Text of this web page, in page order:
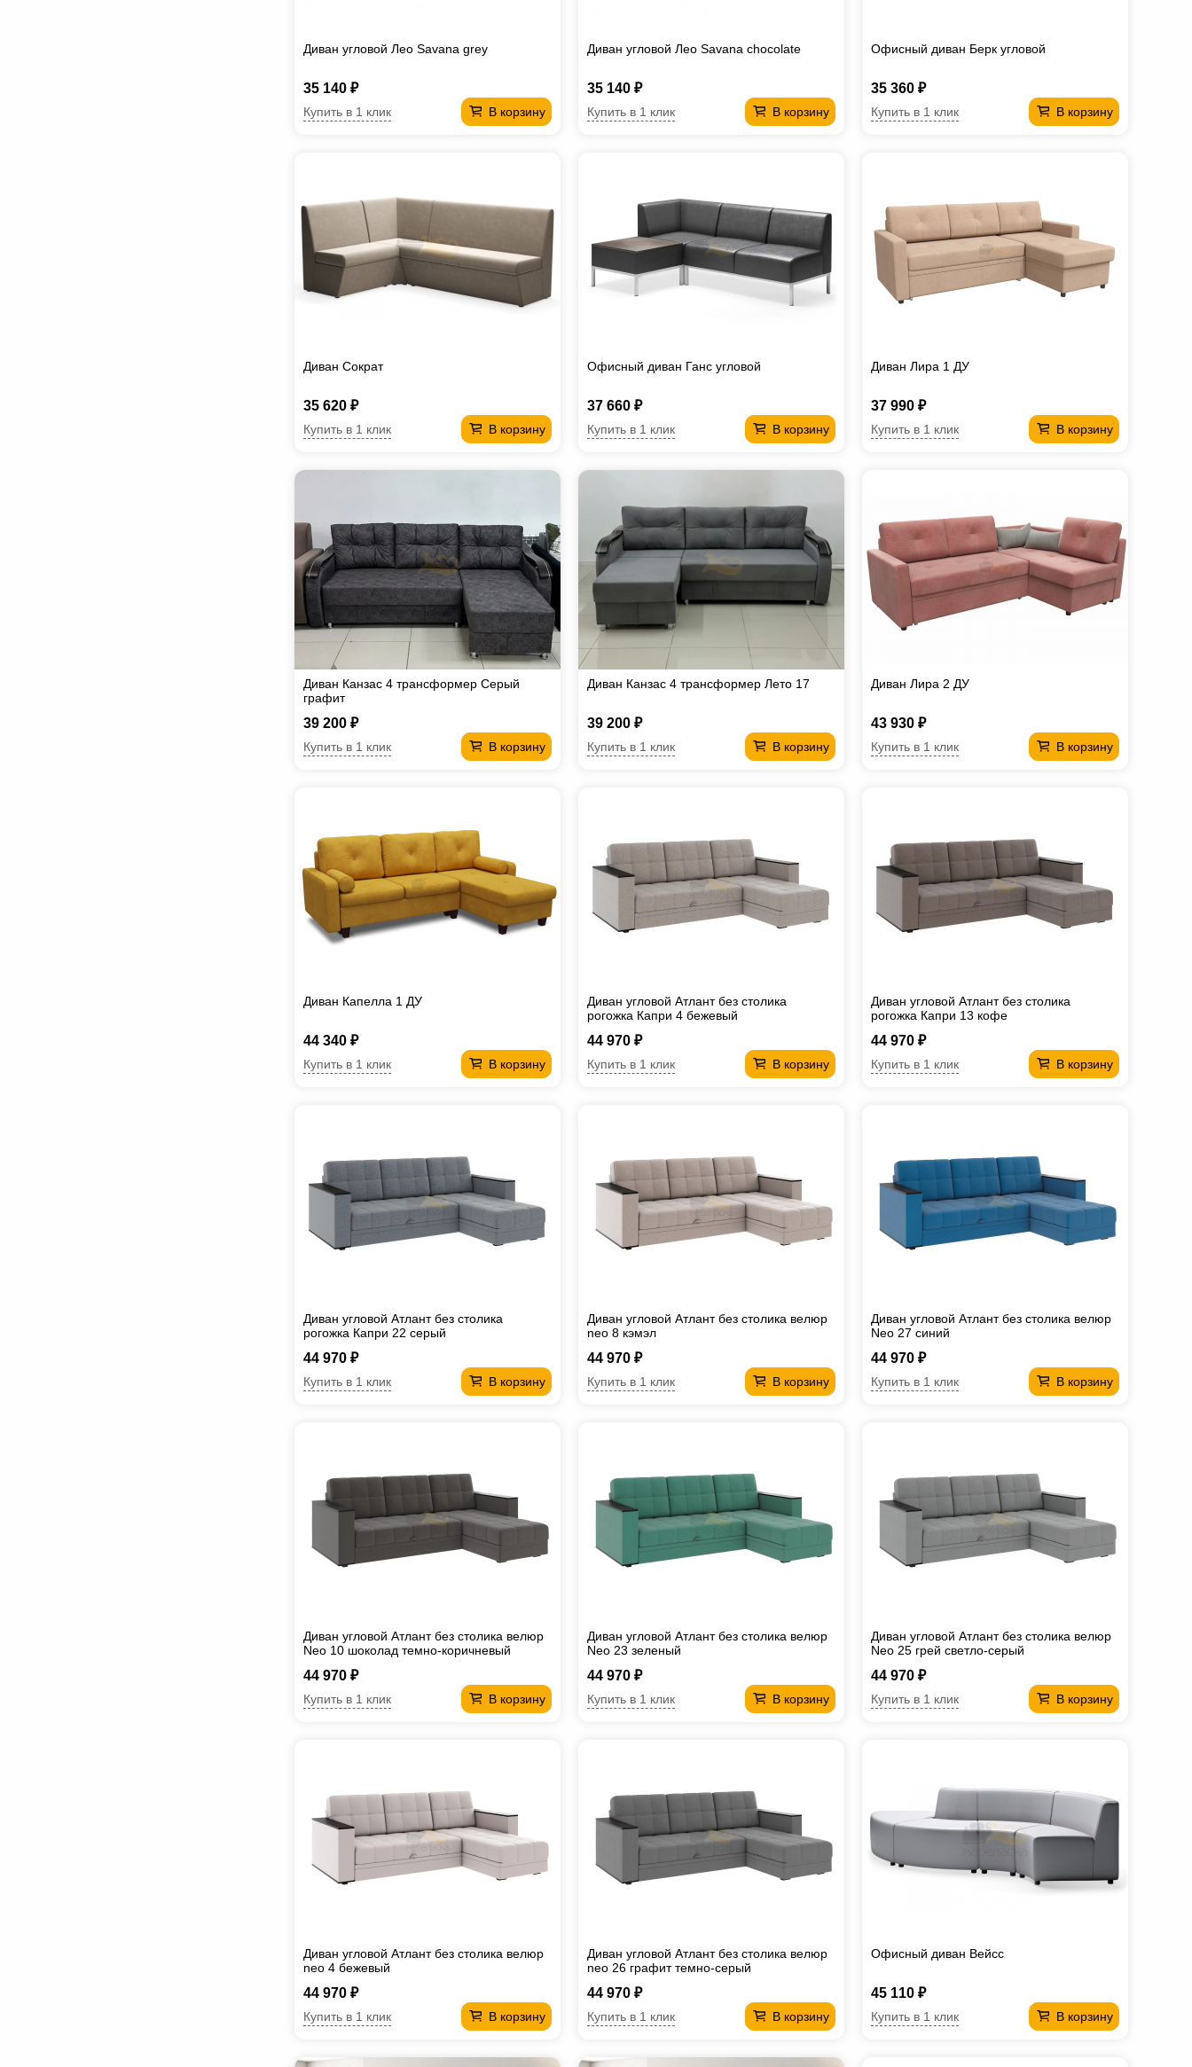
Диван угловой Лео Savana grey
35 140 ₽
В корзину
Купить в 1 клик
Диван угловой Лео Savana chocolate
35 140 ₽
В корзину
Купить в 1 клик
Офисный диван Берк угловой
35 360 ₽
В корзину
Купить в 1 клик
Диван Сократ
35 620 ₽
В корзину
Купить в 1 клик
Офисный диван Ганс угловой
37 660 ₽
В корзину
Купить в 1 клик
Диван Лира 1 ДУ
37 990 ₽
В корзину
Купить в 1 клик
Диван Канзас 4 трансформер Серый
графит
39 200 ₽
В корзину
Купить в 1 клик
Диван Канзас 4 трансформер Лето 17
39 200 ₽
В корзину
Купить в 1 клик
Диван Лира 2 ДУ
43 930 ₽
В корзину
Купить в 1 клик
Диван Капелла 1 ДУ
44 340 ₽
В корзину
Купить в 1 клик
Диван угловой Атлант без столика
рогожка Капри 4 бежевый
44 970 ₽
В корзину
Купить в 1 клик
Диван угловой Атлант без столика
рогожка Капри 13 кофе
44 970 ₽
В корзину
Купить в 1 клик
Диван угловой Атлант без столика
рогожка Капри 22 серый
44 970 ₽
В корзину
Купить в 1 клик
Диван угловой Атлант без столика велюр
neo 8 кэмэл
44 970 ₽
В корзину
Купить в 1 клик
Диван угловой Атлант без столика велюр
Neo 27 синий
44 970 ₽
В корзину
Купить в 1 клик
Диван угловой Атлант без столика велюр
Neo 10 шоколад темно-коричневый
44 970 ₽
В корзину
Купить в 1 клик
Диван угловой Атлант без столика велюр
Neo 23 зеленый
44 970 ₽
В корзину
Купить в 1 клик
Диван угловой Атлант без столика велюр
Neo 25 грей светло-серый
44 970 ₽
В корзину
Купить в 1 клик
Диван угловой Атлант без столика велюр
neo 4 бежевый
44 970 ₽
В корзину
Купить в 1 клик
Диван угловой Атлант без столика велюр
neo 26 графит темно-серый
44 970 ₽
В корзину
Купить в 1 клик
Офисный диван Вейсс
45 110 ₽
В корзину
Купить в 1 клик